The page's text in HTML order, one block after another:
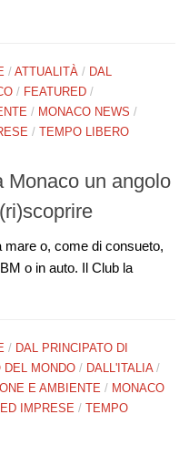
/ ATTUALITÀ / DAL
/ FEATURED /
/ MONACO NEWS /
/ TEMPO LIBERO
Monaco un angolo
mare o, come di consueto,
o in auto. Il Club la
/ DAL PRINCIPATO DI
DEL MONDO / DALL'ITALIA /
E AMBIENTE / MONACO
IMPRESE / TEMPO